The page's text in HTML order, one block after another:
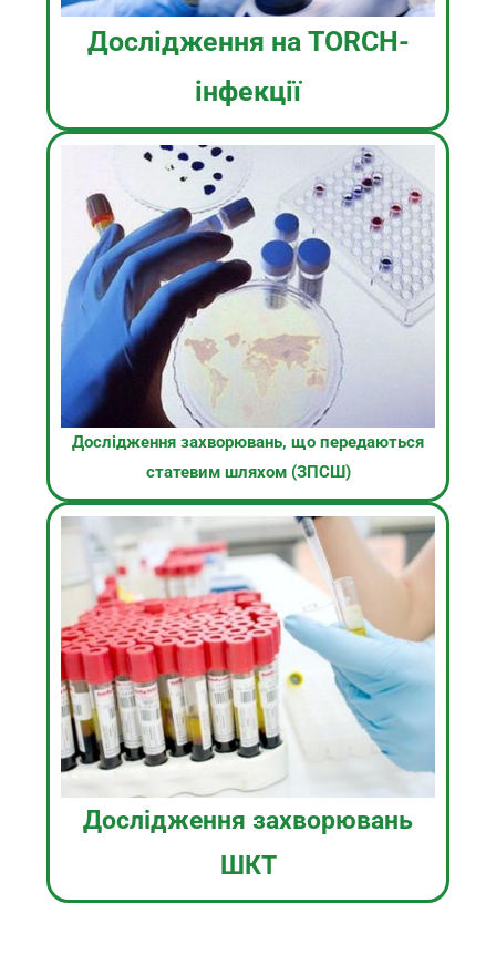
Дослідження на TORCH-
інфекції
Дослідження захворювань, що передаються
статевим шляхом (ЗПСШ)
Дослідження захворювань
ШКТ